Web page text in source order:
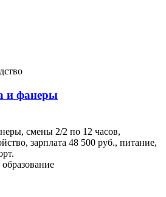
и фанеры
смены 2/2 по 12 часов,
зарплата 48 500 руб., питание,